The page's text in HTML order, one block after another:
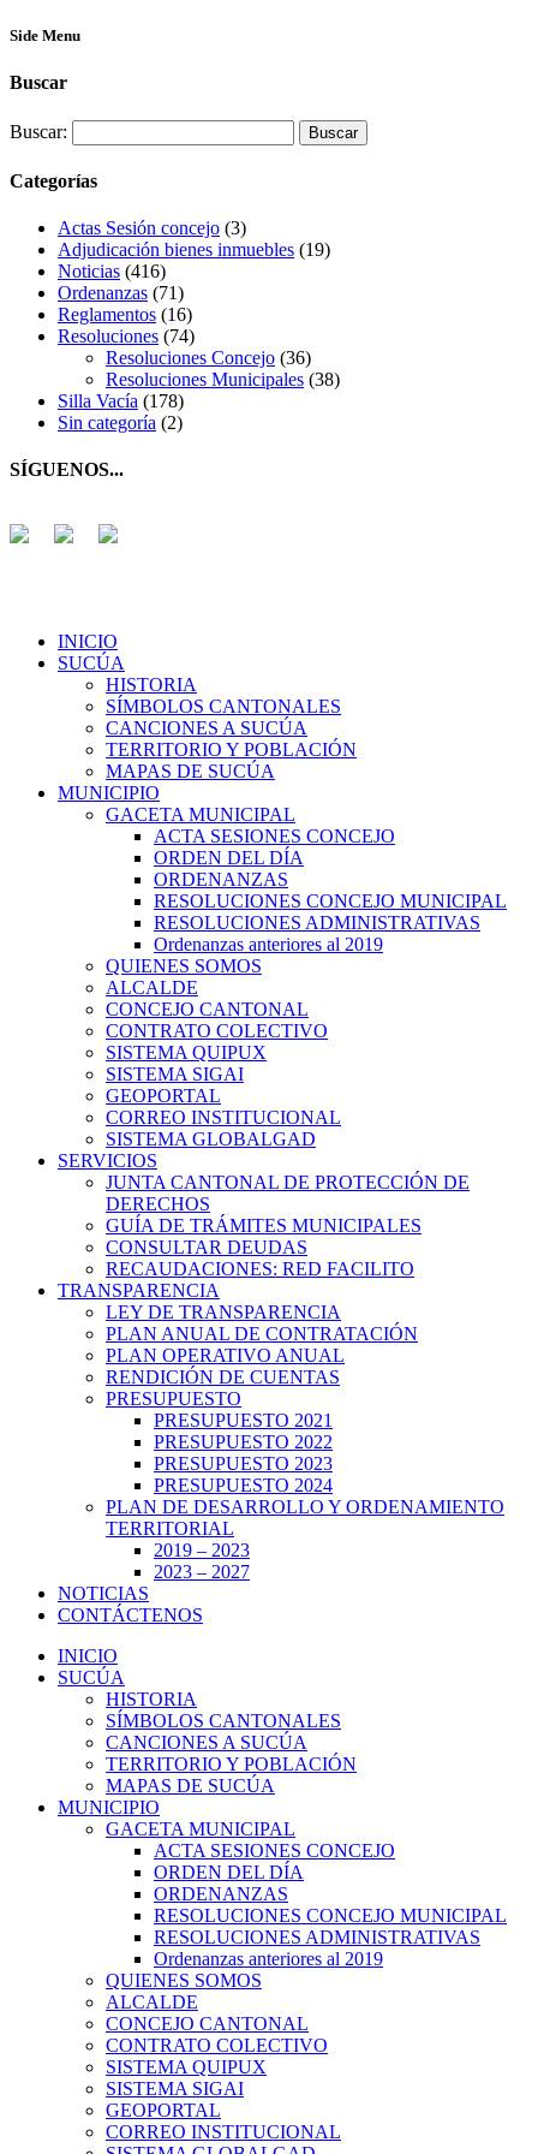
Side Menu
Buscar
Buscar:
Categorías
Actas Sesión concejo (3)
Adjudicación bienes inmuebles (19)
Noticias (416)
Ordenanzas (71)
Reglamentos (16)
Resoluciones (74)
Resoluciones Concejo (36)
Resoluciones Municipales (38)
Silla Vacía (178)
Sin categoría (2)
SÍGUENOS...
INICIO
SUCÚA
HISTORIA
SÍMBOLOS CANTONALES
CANCIONES A SUCÚA
TERRITORIO Y POBLACIÓN
MAPAS DE SUCÚA
MUNICIPIO
GACETA MUNICIPAL
ACTA SESIONES CONCEJO
ORDEN DEL DÍA
ORDENANZAS
RESOLUCIONES CONCEJO MUNICIPAL
RESOLUCIONES ADMINISTRATIVAS
Ordenanzas anteriores al 2019
QUIENES SOMOS
ALCALDE
CONCEJO CANTONAL
CONTRATO COLECTIVO
SISTEMA QUIPUX
SISTEMA SIGAI
GEOPORTAL
CORREO INSTITUCIONAL
SISTEMA GLOBALGAD
SERVICIOS
JUNTA CANTONAL DE PROTECCIÓN DE
DERECHOS
GUÍA DE TRÁMITES MUNICIPALES
CONSULTAR DEUDAS
RECAUDACIONES: RED FACILITO
TRANSPARENCIA
LEY DE TRANSPARENCIA
PLAN ANUAL DE CONTRATACIÓN
PLAN OPERATIVO ANUAL
RENDICIÓN DE CUENTAS
PRESUPUESTO
PRESUPUESTO 2021
PRESUPUESTO 2022
PRESUPUESTO 2023
PRESUPUESTO 2024
PLAN DE DESARROLLO Y ORDENAMIENTO
TERRITORIAL
2019 – 2023
2023 – 2027
NOTICIAS
CONTÁCTENOS
INICIO
SUCÚA
HISTORIA
SÍMBOLOS CANTONALES
CANCIONES A SUCÚA
TERRITORIO Y POBLACIÓN
MAPAS DE SUCÚA
MUNICIPIO
GACETA MUNICIPAL
ACTA SESIONES CONCEJO
ORDEN DEL DÍA
ORDENANZAS
RESOLUCIONES CONCEJO MUNICIPAL
RESOLUCIONES ADMINISTRATIVAS
Ordenanzas anteriores al 2019
QUIENES SOMOS
ALCALDE
CONCEJO CANTONAL
CONTRATO COLECTIVO
SISTEMA QUIPUX
SISTEMA SIGAI
GEOPORTAL
CORREO INSTITUCIONAL